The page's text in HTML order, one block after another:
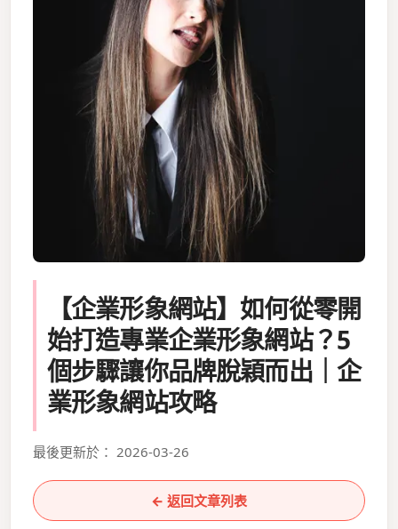
【企業形象網站】如何從零開
始打造專業企業形象網站？5
個步驟讓你品牌脫穎而出｜企
業形象網站攻略
最後更新於： 2026-03-26
← 返回文章列表